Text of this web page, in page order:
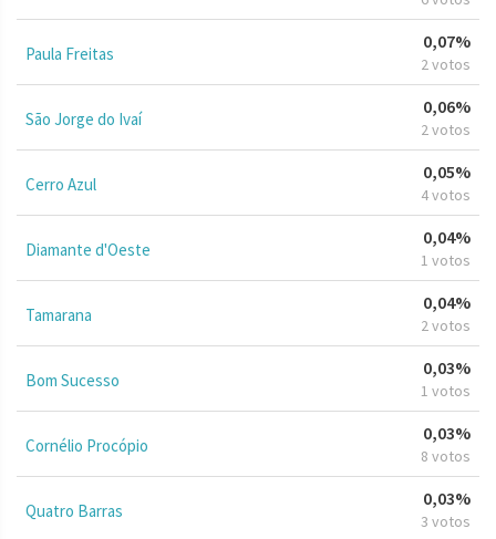
Paula Freitas
0,07%
2 votos
São Jorge do Ivaí
0,06%
2 votos
Cerro Azul
0,05%
4 votos
Diamante d'Oeste
0,04%
1 votos
Tamarana
0,04%
2 votos
Bom Sucesso
0,03%
1 votos
Cornélio Procópio
0,03%
8 votos
Quatro Barras
0,03%
3 votos